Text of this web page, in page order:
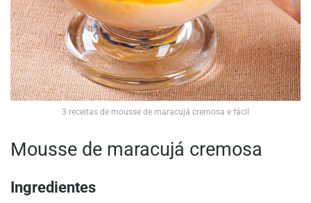
3 receitas de mousse de maracujá cremosa e fácil
Mousse de maracujá cremosa
Ingredientes